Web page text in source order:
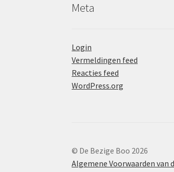
Meta
Login
Vermeldingen feed
Reacties feed
WordPress.org
© De Bezige Boo 2026
Algemene Voorwaarden van